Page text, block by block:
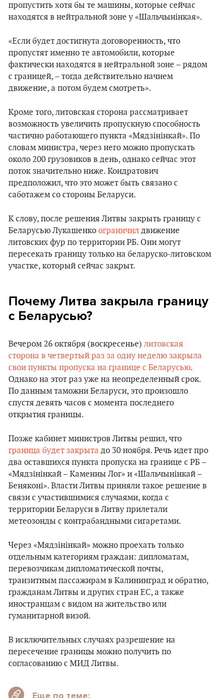
пропустить хотя бы те машины, которые сейчас
находятся в нейтральной зоне у «Шальчынінкая».
«Если будет достигнута договоренность, что
пропустят именно те автомобили, которые
фактически находятся в нейтральной зоне – рядом
с границей, – тогда действительно начнем
движение, а потом будем смотреть».
Кроме того, литовская сторона рассматривает
возможность увеличить пропускную способность
частично работающего пункта «Мядзінінкай». По
словам министра, через него можно пропускать
около 200 грузовиков в день, однако сейчас этот
поток значительно ниже. Кондратович
предположил, что это может быть связано с
саботажем со стороны Беларуси.
К слову, после решения Литвы закрыть границу с
Беларусью Лукашенко ограничил движение
литовских фур по территории РБ. Они могут
пересекать границу только на беларуско-литовском
участке, который сейчас закрыт.
Почему Литва закрыла границу
с Беларусью?
Вечером 26 октября (воскресенье) литовская
сторона в четвертый раз за одну неделю закрыла
свои пункты пропуска на границе с Беларусью.
Однако на этот раз уже на неопределенный срок.
По данным таможни Беларуси, это произошло
спустя девять часов с момента последнего
открытия границы.
Позже кабинет министров Литвы решил, что
граница будет закрыта до 30 ноября. Речь идет про
два оставшихся пункта пропуска на границе с РБ –
«Мядзінінкай – Каменны Лог» и «Шальчынінкай –
Беняконі». Власти Литвы приняли такое решение в
связи с участившимися случаями, когда с
территории Беларуси в Литву прилетали
метеозонды с контрабандными сигаретами.
Через «Мядзінінкай» можно проехать только
отдельным категориям граждан: дипломатам,
перевозчикам дипломатической почты,
транзитным пассажирам в Калининград и обратно,
гражданам Литвы и других стран ЕС, а также
иностранцам с видом на жительство или
гуманитарной визой.
В исключительных случаях разрешение на
пересечение границы можно получить по
согласованию с МИД Литвы.
Еще по теме: